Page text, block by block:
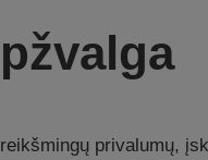
privalumų,